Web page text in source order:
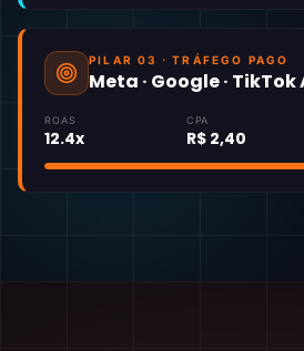
PILAR 03 · TRÁFEGO PAGO
Meta · Google · TikTok
ROAS
12.4x
CPA
R$ 2,40